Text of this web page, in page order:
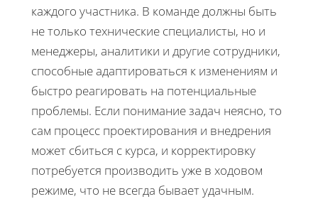
каждого участника. В команде должны быть
не только технические специалисты, но и
менеджеры, аналитики и другие сотрудники,
способные адаптироваться к изменениям и
быстро реагировать на потенциальные
проблемы. Если понимание задач неясно, то
сам процесс проектирования и внедрения
может сбиться с курса, и корректировку
потребуется производить уже в ходовом
режиме, что не всегда бывает удачным.